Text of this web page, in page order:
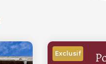
Exclusif